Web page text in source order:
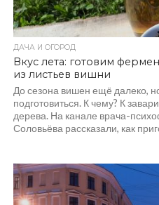
ДАЧА И ОГОРОД
Вкус лета: готовим
из листьев вишни
До сезона вишен ещё далеко,
подготовиться. К чему? К
дерева. На канале врача-
Соловьёва рассказали, как